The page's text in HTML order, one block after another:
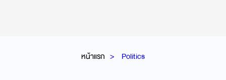
หน้าแรก Politics